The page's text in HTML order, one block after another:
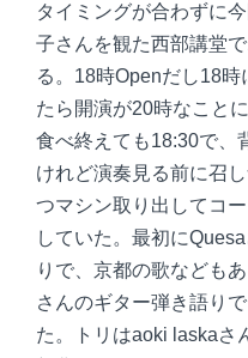
タイミングが合わずに
子さんを観た西部講堂
る。18時Openだし18
たら開演が20時なこと
食べ終えても18:30で、
けれど演奏見る前に召
つマシン取り出してコ
していた。最初に
りで、京都の歌なども
さんのギター弾き語り
た。トリはaoki laskaさ